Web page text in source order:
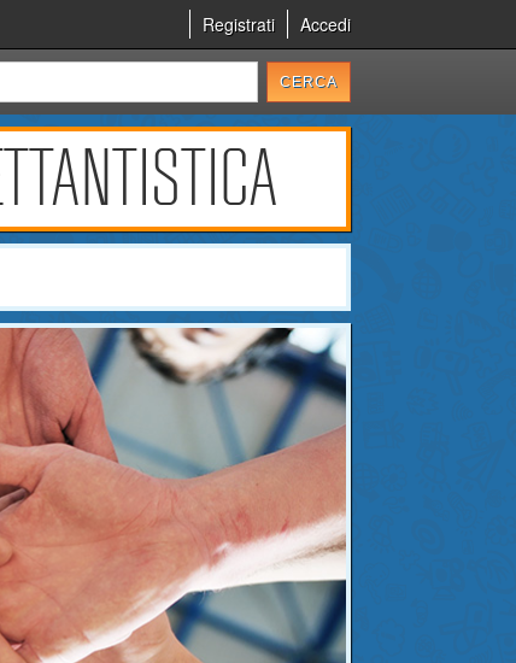
Registrati Accedi